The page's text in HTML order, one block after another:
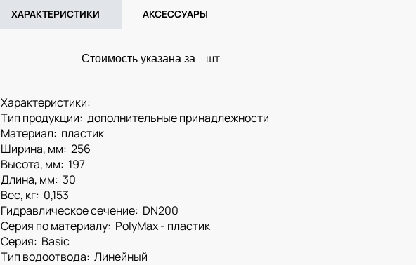
ХАРАКТЕРИСТИКИ АКСЕССУАРЫ
Стоимость указана за шт
Характеристики:
Тип продукции: дополнительные принадлежности
Материал: пластик
Ширина, мм: 256
Высота, мм: 197
Длина, мм: 30
Вес, кг: 0,153
Гидравлическое сечение: DN200
Серия по материалу: PolyMax - пластик
Серия: Basic
Тип водоотвода: Линейный